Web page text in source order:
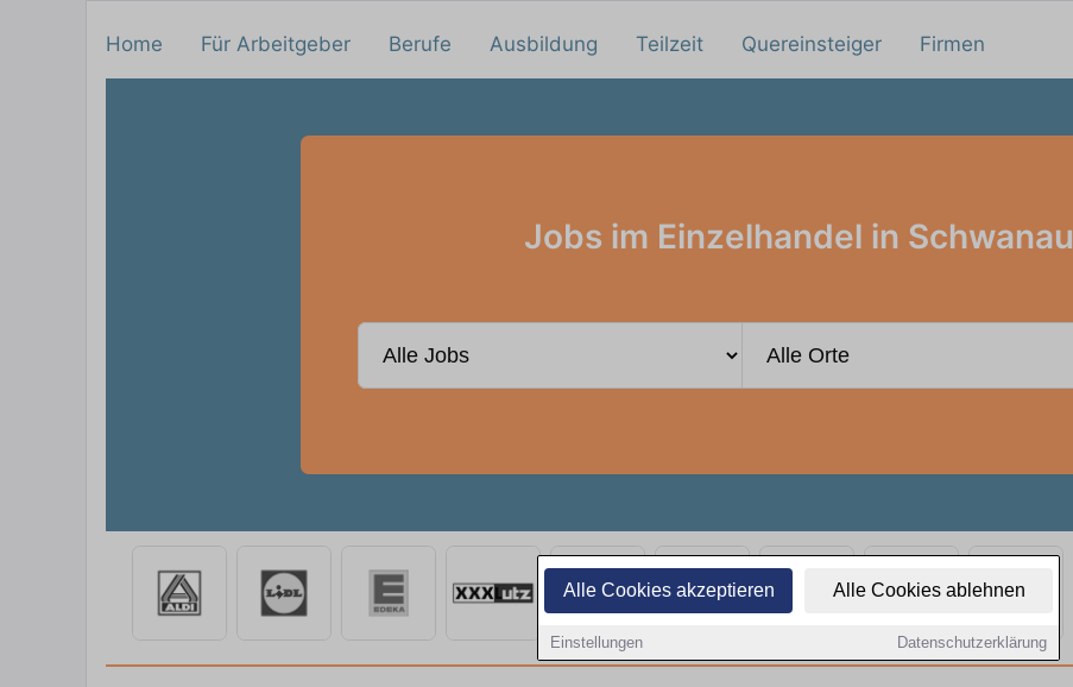
Alle Cookies akzeptieren Alle Cookies ablehnen
Einstellungen Datenschutzerklärung
Home Für Arbeitgeber Berufe Ausbildung Teilzeit Quereinsteiger Firmen
Jobs im Einzelhandel in Schwanau